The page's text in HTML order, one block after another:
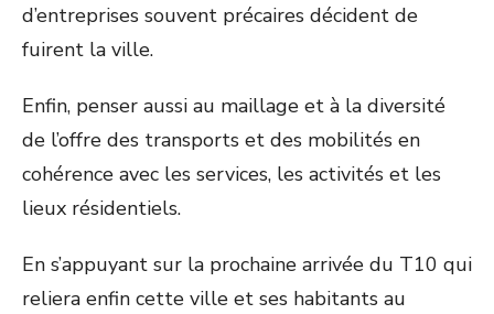
d’entreprises souvent précaires décident de
fuirent la ville.
Enfin, penser aussi au maillage et à la diversité
de l’offre des transports et des mobilités en
cohérence avec les services, les activités et les
lieux résidentiels.
En s’appuyant sur la prochaine arrivée du T10 qui
reliera enfin cette ville et ses habitants au